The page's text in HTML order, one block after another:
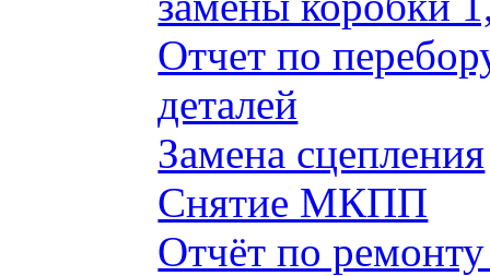
Отчет по
деталей
Замена сцепления
Снятие МКПП
Отчёт по